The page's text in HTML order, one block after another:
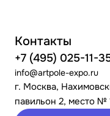
Контакты
+7 (495) 025-11-
info@artpole-expo.ru
г. Москва,
павильон 2, место №